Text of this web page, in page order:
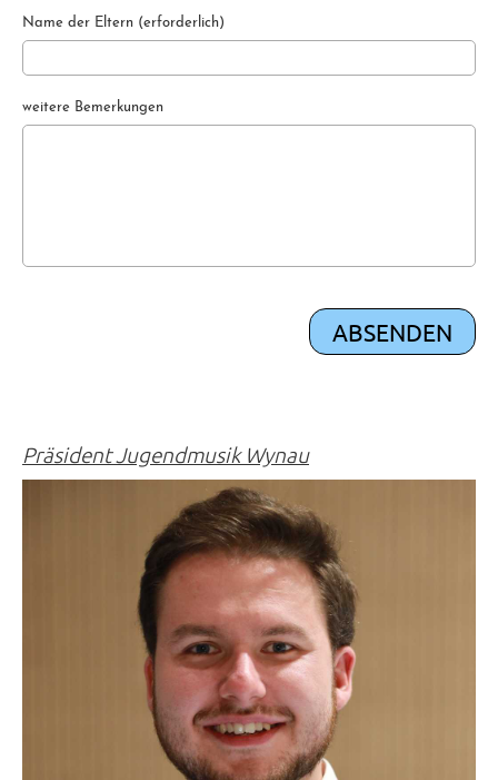
Name der Eltern (erforderlich)
weitere Bemerkungen
Präsident Jugendmusik Wynau